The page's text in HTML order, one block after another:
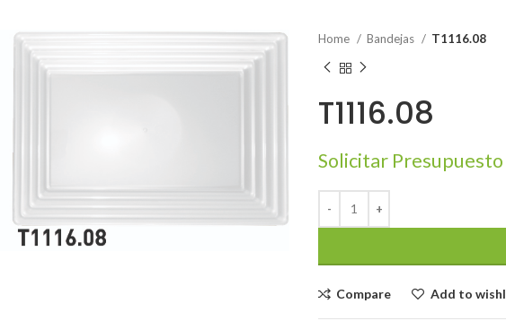
Home Bandejas T1116.08
T1116.08
Solicitar Presupuesto
Compare Add to